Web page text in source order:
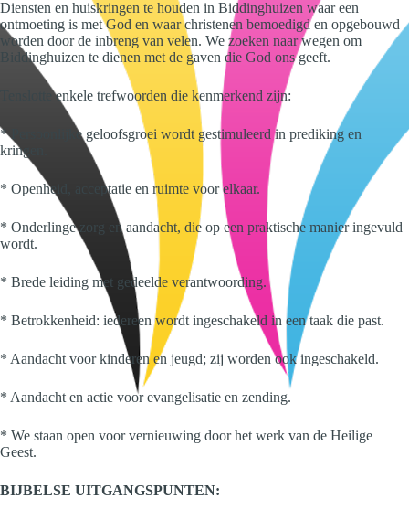
Diensten en huiskringen te houden in Biddinghuizen waar een
ontmoeting is met God en waar christenen bemoedigd en opgebouwd
worden door de inbreng van velen. We zoeken naar wegen om
Biddinghuizen te dienen met de gaven die God ons geeft.
Tenslotte enkele trefwoorden die kenmerkend zijn:
* Persoonlijke geloofsgroei wordt gestimuleerd in prediking en
kringen.
* Openheid, acceptatie en ruimte voor elkaar.
* Onderlinge zorg en aandacht, die op een praktische manier ingevuld
wordt.
* Brede leiding met gedeelde verantwoording.
* Betrokkenheid: iedereen wordt ingeschakeld in een taak die past.
* Aandacht voor kinderen en jeugd; zij worden ook ingeschakeld.
* Aandacht en actie voor evangelisatie en zending.
* We staan open voor vernieuwing door het werk van de Heilige
Geest.
BIJBELSE UITGANGSPUNTEN: